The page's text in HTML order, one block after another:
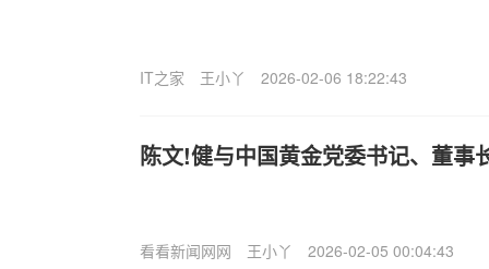
IT之家 王小丫 2026-02-06 18:22:43
陈文!健与中国黄金党委书记、董事
看看新闻网网 王小丫 2026-02-05 00:04:43